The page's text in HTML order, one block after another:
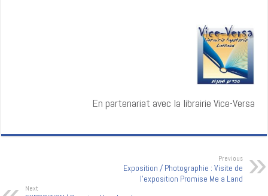
En partenariat avec la librairie Vice-Versa
Previous
Exposition / Photographie : Visite de
l'exposition Promise Me a Land
Next